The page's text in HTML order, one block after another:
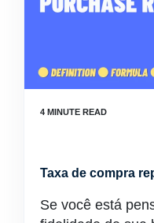
Taxa de compra
Se você está